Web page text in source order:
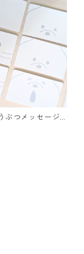
ぶつメッセージ
＞